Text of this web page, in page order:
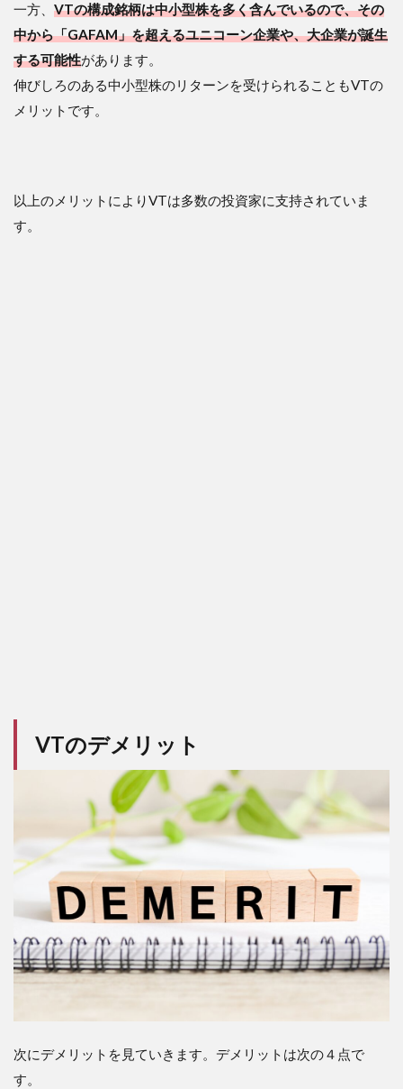
一方、 VTの構成銘柄は中小型株を多く含んでいるので、その
中から「GAFAM」を超えるユニコーン企業や、大企業が誕生
する可能性があります。
伸びしろのある中小型株のリターンを受けられることもVTの
メリットです。
以上のメリットによりVTは多数の投資家に支持されていま
す。
VTのデメリット
次にデメリットを見ていきます。デメリットは次の４点で
す。